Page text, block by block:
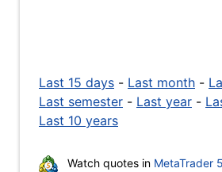
Last 15 days - Last month -
Last semester - Last year -
Last 10 years
Watch quotes in MetaTrader 5